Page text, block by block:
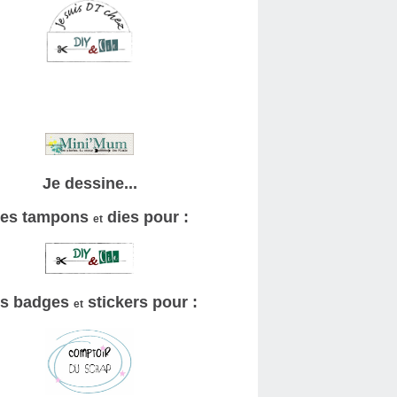
Je dessine...
tampons et dies pour :
badges et stickers pour :